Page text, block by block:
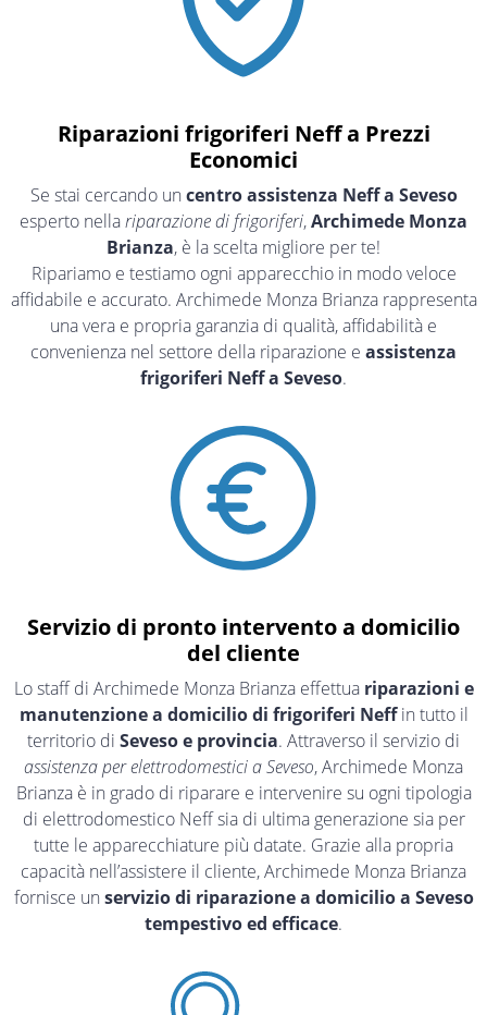
Riparazioni frigoriferi Neff a Prezzi
Economici
Se stai cercando un centro assistenza Neff a Seveso
esperto nellariparazione di frigoriferi,Archimede Monza
Brianza, è la scelta migliore per te!
Ripariamo e testiamo ogni apparecchio in modo veloce
affidabile e accurato. Archimede Monza Brianza rappresenta
una vera e propria garanzia di qualità, affidabilità e
convenienza nel settore della riparazione e assistenza
frigoriferi Neff a Seveso.
Servizio di pronto intervento a domicilio
del cliente
Lo staff di Archimede Monza Brianza effettua riparazioni e
manutenzione a domicilio di frigoriferi Neffin tutto il
territorio di Seveso e provincia. Attraverso il servizio di
assistenza per elettrodomestici a Seveso, Archimede Monza
Brianza è in grado di riparare e intervenire su ogni tipologia
di elettrodomestico Neff sia di ultima generazione sia per
tutte le apparecchiature più datate. Grazie alla propria
capacità nell’assistere il cliente, Archimede Monza Brianza
fornisce un servizio di riparazione a domicilio a Seveso
tempestivo ed efficace.